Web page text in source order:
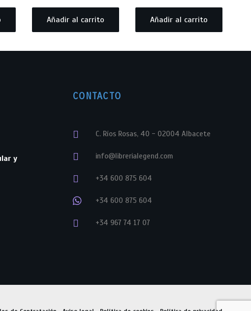
Añadir al carrito Añadir al carrito
y
CONTACTO
C. Ríos Rosas, 40 - 02004 Albacete
info@librerialegend.com
+34 600 875 604
+34 600 875 604
+34 967 74 17 07